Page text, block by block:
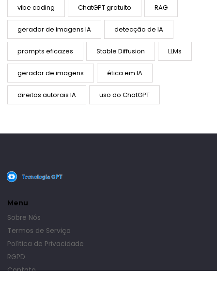
vibe coding ChatGPT gratuito RAG
gerador de imagens IA detecção de IA
prompts eficazes Stable Diffusion LLMs
gerador de imagens ética em IA
direitos autorais IA uso do ChatGPT
Menu
Sobre Nós
Termos de Serviço
Política de Privacidade
RGPD
Contato